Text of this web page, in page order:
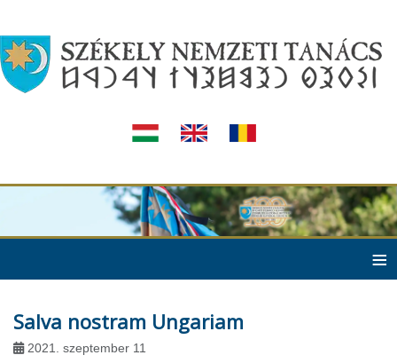
≡
Salva nostram Ungariam
2021. szeptember 11